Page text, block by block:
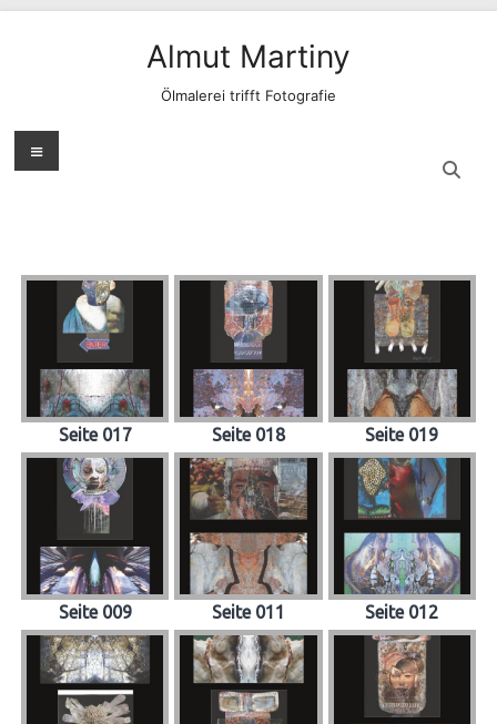
Almut Martiny
Ölmalerei trifft Fotografie
Menü
Seite 017 Seite 018 Seite 019
Seite 009 Seite 011 Seite 012